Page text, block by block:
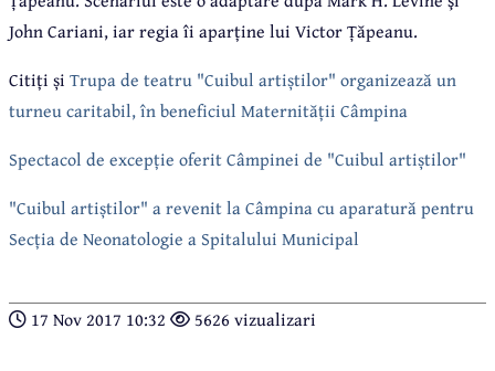
John Cariani, iar regia îi aparține lui Victor Țăpeanu.
Citiți și Trupa de teatru "Cuibul artiștilor" organizează un
turneu caritabil, în beneficiul Maternității Câmpina
Spectacol de excepție oferit Câmpinei de "Cuibul artiștilor"
"Cuibul artiștilor" a revenit la Câmpina cu aparatură pentru
Secția de Neonatologie a Spitalului Municipal
17 Nov 2017 10:32 5626 vizualizari